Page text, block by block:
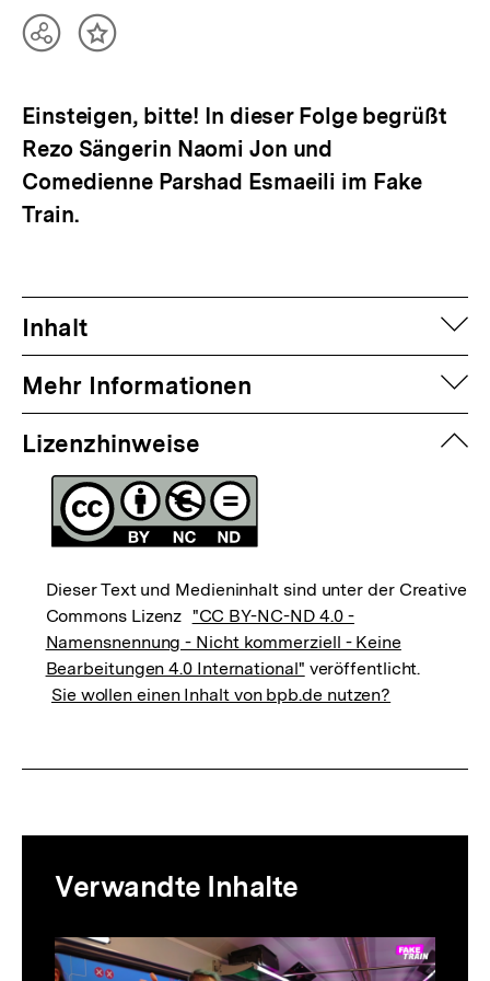
TeilenInhalt
Einsteigen, bitte! In dieser Folge begrüßt
Rezo Sängerin Naomi Jon und
Comedienne Parshad Esmaeili im Fake
Train.
Inhalt
Mehr Informationen
Lizenzhinweise
Dieser Text und Medieninhalt sind unter der Creative
Commons Lizenz "CC BY-NC-ND 4.0 -
Namensnennung - Nicht kommerziell - Keine
Bearbeitungen 4.0 International" veröffentlicht.
Sie wollen einen Inhalt von bpb.de nutzen?
zur
Thematik
Verwandte Inhalte
Inhaltskarussell
überspringen